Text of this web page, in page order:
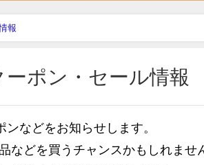
報
ーポン・セール情報
などをお知らせします。
などを買うチャンスかもしれませ